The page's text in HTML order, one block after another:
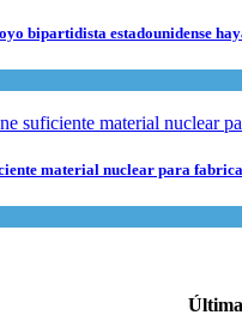
bipartidista estadounidense
material nuclear para